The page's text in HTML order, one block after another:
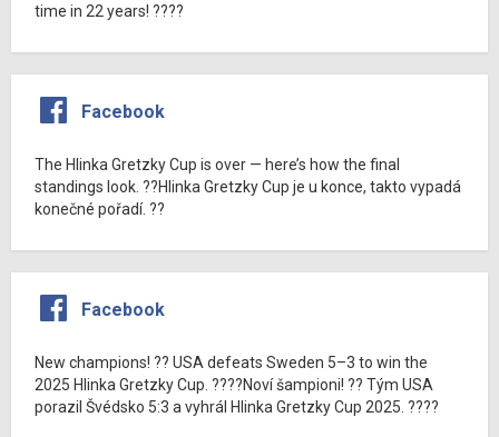
time in 22 years! ????
Facebook
The Hlinka Gretzky Cup is over — here’s how the final
standings look. ??Hlinka Gretzky Cup je u konce, takto vypadá
konečné pořadí. ??
Facebook
New champions! ?? USA defeats Sweden 5–3 to win the
2025 Hlinka Gretzky Cup. ????Noví šampioni! ?? Tým USA
porazil Švédsko 5:3 a vyhrál Hlinka Gretzky Cup 2025. ????